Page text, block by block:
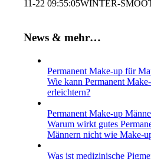
11-22 09:55:05WINTER-
News & mehr…
Permanent Make-up für
Wie kann Permanent
erleichtern?
Permanent Make-up
Warum wirkt gutes
Männern nicht wie Make-
Was ist medizinische